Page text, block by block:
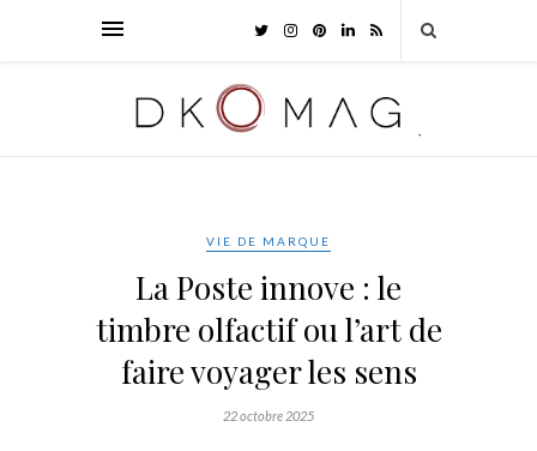
VIE DE MARQUE
La Poste innove : le
timbre olfactif ou l’art de
faire voyager les sens
22 octobre 2025